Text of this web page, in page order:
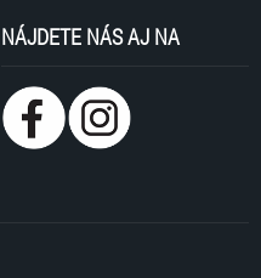
NÁJDETE NÁS AJ NA